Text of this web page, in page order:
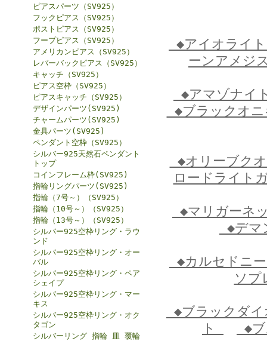
ピアスパーツ（SV925）
フックピアス（SV925）
ポストピアス（SV925）
フープピアス（SV925）
アメリカンピアス（SV925）
レバーバックピアス（SV925）
キャッチ（SV925）
ピアス空枠（SV925）
ピアスキャッチ（SV925）
デザインパーツ(SV925)
チャームパーツ(SV925)
金具パーツ(SV925)
ペンダント空枠（SV925）
シルバー925天然石ペンダント
トップ
コインフレーム枠(SV925)
指輪リングパーツ(SV925)
指輪（7号～）（SV925）
指輪（10号～）（SV925）
指輪（13号～）（SV925）
シルバー925空枠リング・ラウ
ンド
シルバー925空枠リング・オー
バル
シルバー925空枠リング・ペア
シェイプ
シルバー925空枠リング・マー
キス
シルバー925空枠リング・オク
タゴン
シルバーリング 指輪 皿 覆輪
◆アイオライ
ーンアメジ
◆アマゾナイ
◆ブラックオ
◆オリーブク
ロードライト
◆マリガーネ
◆デマ
◆カルセドニ
ソ
◆ブラックダ
ト
◆